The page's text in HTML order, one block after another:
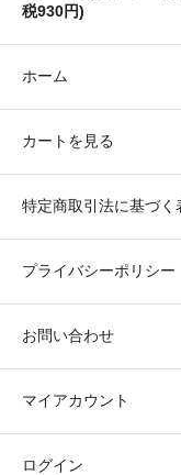
税930円)
ホーム
カートを見る
特定商取引法に基づく
プライバシーポリシー
お問い合わせ
マイアカウント
ログイン